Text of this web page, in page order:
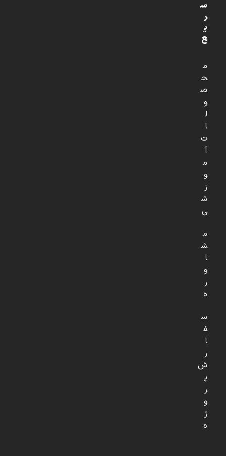
س
ر
ی
ع
م
ح
ص
و
ل
ا
ت
آ
م
و
ز
ش
ی
م
ش
ا
و
ر
ه
س
ف
ا
ر
ش
پ
ر
و
ژ
ه